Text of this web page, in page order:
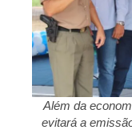
Além da
evitará a